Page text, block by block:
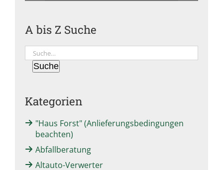
A bis Z Suche
Suche
Kategorien
"Haus Forst" (Anlieferungsbedingungen
beachten)
Abfallberatung
Altauto-Verwerter